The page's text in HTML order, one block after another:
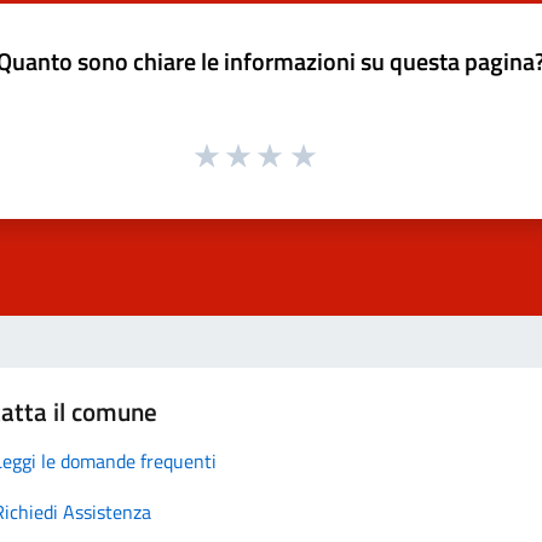
sono chiare le informazioni su questa
il comune
le domande frequenti
Assistenza